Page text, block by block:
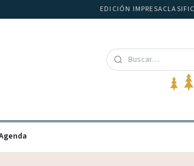
EDICIÓN IMPRESA